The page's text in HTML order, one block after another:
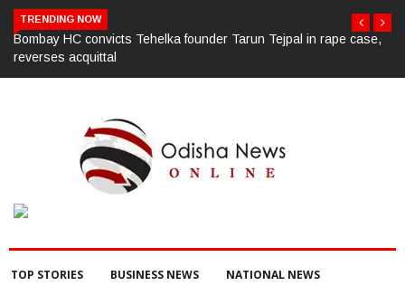
TRENDING NOW
ସାମ୍ବାଦିକ ଭବନରେ ମେଗା ରକ୍ତଦାନ ଶିବିର, ୯୩ ୟୁନିଟ୍ ସଂଗୃହିତ;ଜୀବନ ପାଇଁ
ରକ୍ତଦାତାଙ୍କ ଭୂମିକା ଗୁରୁତ୍ୱପୂର୍ଣ୍ଣ ଚଳିତ ବର୍ଷ ଶିବିର ମଧ୍ୟରେ ରେକର୍ଡ଼
TOP STORIES BUSINESS NEWS NATIONAL NEWS